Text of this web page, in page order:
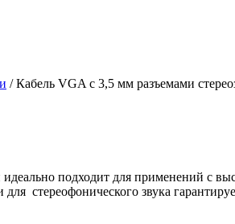
/ Кабель VGA с 3,5 мм разъемами
идеально подходит для применений с
стереофонического звука